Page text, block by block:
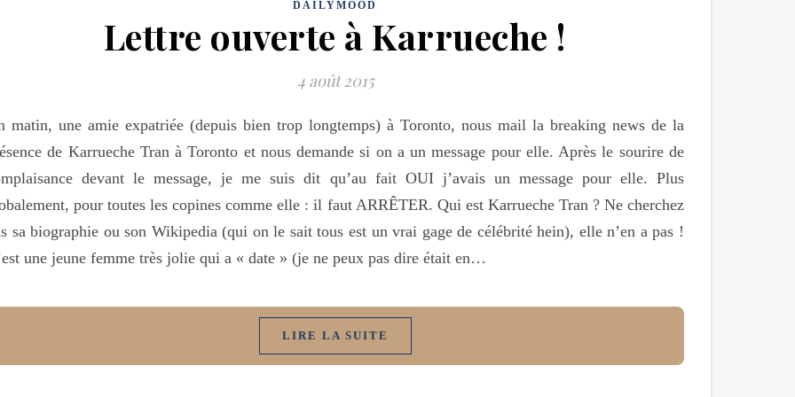
DAILYMOOD
Lettre ouverte à Karrueche !
4 août 2015
matin, une amie expatriée (depuis bien trop longtemps) à Toronto, nous mail la breaking news de la
de Karrueche Tran à Toronto et nous demande si on a un message pour elle. Après le sourire de
devant le message, je me suis dit qu’au fait OUI j’avais un message pour elle. Plus
pour toutes les copines comme elle : il faut ARRÊTER. Qui est Karrueche Tran ? Ne cherchez
sa biographie ou son Wikipedia (qui on le sait tous est un vrai gage de célébrité hein), elle n’en a pas !
une jeune femme très jolie qui a « date » (je ne peux pas dire était en…
LIRE LA SUITE